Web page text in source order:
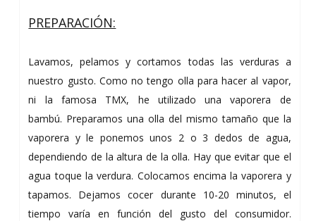
PREPARACIÓN:
Lavamos, pelamos y cortamos todas las verduras a
nuestro gusto. Como no tengo olla para hacer al vapor,
ni la famosa TMX, he utilizado una vaporera de
bambú. Preparamos una olla del mismo tamaño que la
vaporera y le ponemos unos 2 o 3 dedos de agua,
dependiendo de la altura de la olla. Hay que evitar que el
agua toque la verdura. Colocamos encima la vaporera y
tapamos. Dejamos cocer durante 10-20 minutos, el
tiempo varía en función del gusto del consumidor.